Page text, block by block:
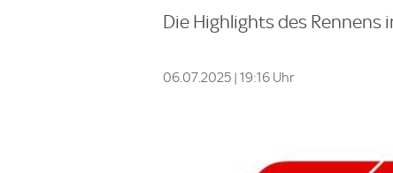
Die Highlights des Rennens
06.07.2025 | 19:16 Uhr